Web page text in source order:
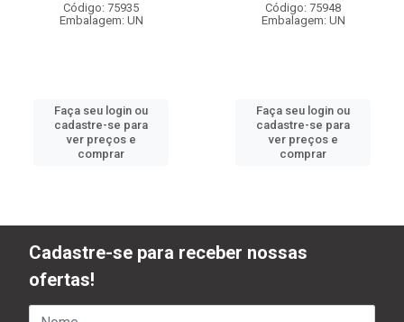
Código: 75935
Embalagem: UN
Faça seu login ou
cadastre-se para
ver preços e
comprar
Código: 75948
Embalagem: UN
Faça seu login ou
cadastre-se para
ver preços e
comprar
Cadastre-se para receber nossas
ofertas!